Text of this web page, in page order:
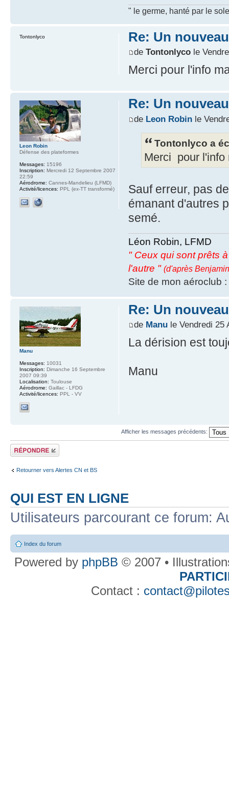
" le germe, hanté par le
Re: Un
de Tontonlycole
Merci pour l'info
Tontonlyco
Re: Un
de Leon Robinle
Tontonlyco a
Merci pour l'info
Sauf erreur, pas
émanant d'autres
semé.
Léon Robin, LFMD
" Ceux qui sont prêts
l'autre " (d'après
Site de mon aéroclub :
Leon Robin
Défense des plateformes
Messages: 15196
Inscription: Mercredi 12 Septembre 2007
22:59
Aérodrome: Cannes-Mandelieu (LFMD)
Activité/licences: PPL (ex-TT transformé)
Re: Un
de Manule Vendredi 25
La dérision est
Manu
Manu
Messages: 10031
Inscription: Dimanche 16 Septembre
2007 09:39
Localisation: Toulouse
Aérodrome: Gaillac - LFDG
Activité/licences: PPL - VV
Afficher les messages précédents:
Répondre
Retourner vers Alertes CN et BS
QUI EST EN LIGNE
Utilisateurs parcourant ce forum:
Index du forum
Powered by phpBB © 2007 •
Contact :